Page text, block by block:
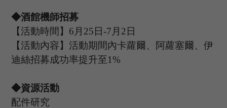
◆酒館機師招募
【活動時間】 6 月 25日-7 月 2 日
【活動內容】活動期間內卡蘿爾、阿蘿塞爾、伊
迪絲招募成功率提升至1%
◆資源活動
配件研究